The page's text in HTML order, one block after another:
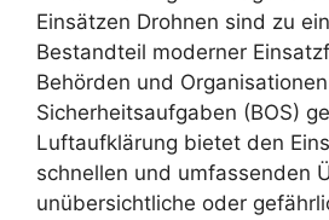
Einsätzen Drohnen sind zu
Bestandteil moderner
Behörden und
Sicherheitsaufgaben (BOS)
Luftaufklärung bietet den
schnellen und umfassenden
unübersichtliche oder